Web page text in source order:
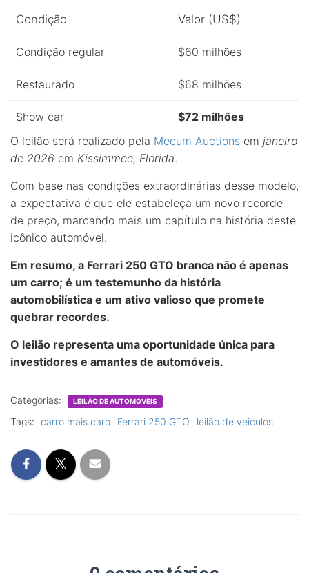
Condição Valor (US$)
Condição regular $60 milhões
Restaurado $68 milhões
Show car
$72 milhões
O leilão será realizado pela Mecum Auctions em janeiro
de 2026 em Kissimmee, Florida.
Com base nas condições extraordinárias desse modelo,
a expectativa é que ele estabeleça um novo recorde
de preço, marcando mais um capítulo na história deste
icônico automóvel.
Em resumo, a Ferrari 250 GTO branca não é apenas
um carro; é um testemunho da história
automobilística e um ativo valioso que promete
quebrar recordes.
O leilão representa uma oportunidade única para
investidores e amantes de automóveis.
Categorias: LEILÃO DE AUTOMÓVEIS
Tags: carro mais caro Ferrari 250 GTO leilão de veiculos